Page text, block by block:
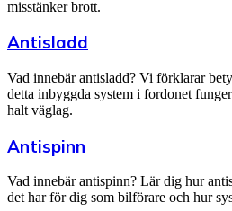
misstänker brott.
Antisladd
Vad innebär antisladd? Vi förklarar
detta inbyggda system i fordonet
halt väglag.
Antispinn
Vad innebär antispinn? Lär dig hur
det har för dig som bilförare och hur